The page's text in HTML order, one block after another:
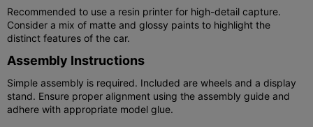
Recommended to use a resin printer for high-detail capture.
Consider a mix of matte and glossy paints to highlight the
distinct features of the car.
Assembly Instructions
Simple assembly is required. Included are wheels and a display
stand. Ensure proper alignment using the assembly guide and
adhere with appropriate model glue.